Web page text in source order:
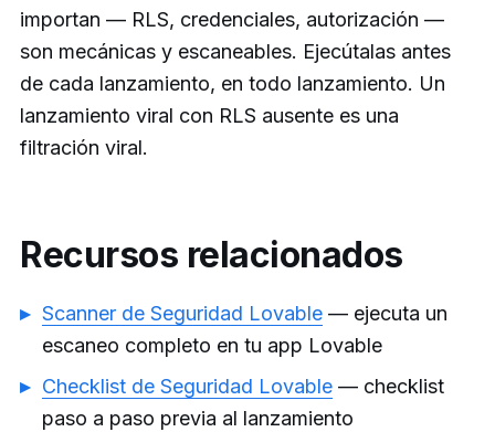
importan — RLS, credenciales, autorización —
son mecánicas y escaneables. Ejecútalas antes
de cada lanzamiento, en todo lanzamiento. Un
lanzamiento viral con RLS ausente es una
filtración viral.
Recursos relacionados
Scanner de Seguridad Lovable — ejecuta un
escaneo completo en tu app Lovable
Checklist de Seguridad Lovable — checklist
paso a paso previa al lanzamiento